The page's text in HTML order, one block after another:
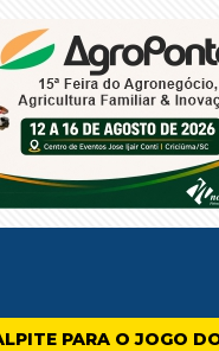
PARA O JOGO